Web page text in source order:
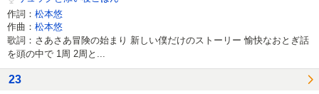
作詞： 松本悠
作曲： 松本悠
歌詞：さあさあ冒険の始まり 新しい僕だけのストーリー 愉快なおとぎ話
を頭の中で 1周 2周と...
23